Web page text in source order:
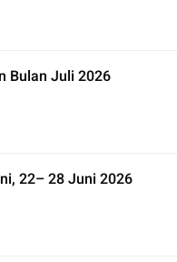
Bulan Juli 2026
22– 28 Juni 2026